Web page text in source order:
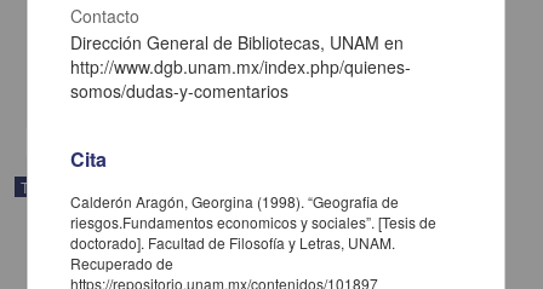
Lema Labadie D Arce, Rose
Artes y Humanidades
Trabajo de grado
Contacto
Dirección General de Bibliotecas, UNAM en
http://www.dgb.unam.mx/index.php/quienes-
somos/dudas-y-comentarios
Cita
Calderón Aragón, Georgina (1998). “Geografia de
riesgos.Fundamentos economicos y sociales”. [Tesis de
doctorado]. Facultad de Filosofía y Letras, UNAM.
Recuperado de
https://repositorio.unam.mx/contenidos/101897